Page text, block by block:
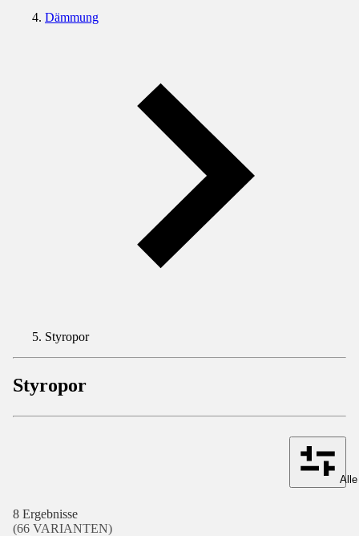
Dämmung
Styropor
Styropor
8 Ergebnisse
(66 VARIANTEN)